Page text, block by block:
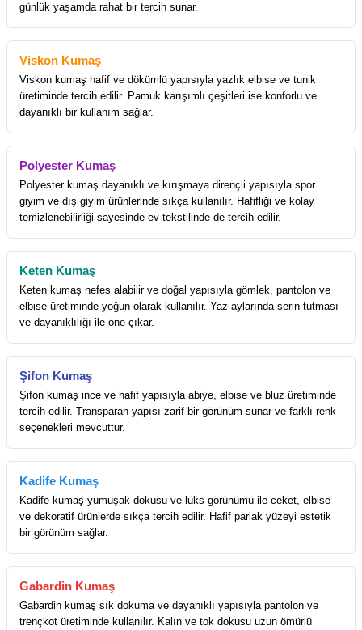
günlük yaşamda rahat bir tercih sunar.
Viskon Kumaş
Viskon kumaş hafif ve dökümlü yapısıyla yazlık elbise ve tunik
üretiminde tercih edilir. Pamuk karışımlı çeşitleri ise konforlu ve
dayanıklı bir kullanım sağlar.
Polyester Kumaş
Polyester kumaş dayanıklı ve kırışmaya dirençli yapısıyla spor
giyim ve dış giyim ürünlerinde sıkça kullanılır. Hafifliği ve kolay
temizlenebilirliği sayesinde ev tekstilinde de tercih edilir.
Keten Kumaş
Keten kumaş nefes alabilir ve doğal yapısıyla gömlek, pantolon ve
elbise üretiminde yoğun olarak kullanılır. Yaz aylarında serin tutması
ve dayanıklılığı ile öne çıkar.
Şifon Kumaş
Şifon kumaş ince ve hafif yapısıyla abiye, elbise ve bluz üretiminde
tercih edilir. Transparan yapısı zarif bir görünüm sunar ve farklı renk
seçenekleri mevcuttur.
Kadife Kumaş
Kadife kumaş yumuşak dokusu ve lüks görünümü ile ceket, elbise
ve dekoratif ürünlerde sıkça tercih edilir. Hafif parlak yüzeyi estetik
bir görünüm sağlar.
Gabardin Kumaş
Gabardin kumaş sık dokuma ve dayanıklı yapısıyla pantolon ve
trençkot üretiminde kullanılır. Kalın ve tok dokusu uzun ömürlü